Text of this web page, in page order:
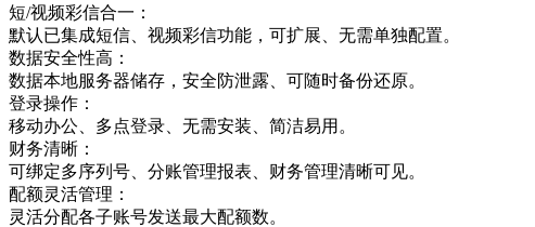
短/视频彩信合一：
默认已集成短信、视频彩信功能，可扩展、无需单独配置。
数据安全性高：
数据本地服务器储存，安全防泄露、可随时备份还原。
登录操作：
移动办公、多点登录、无需安装、简洁易用。
财务清晰：
可绑定多序列号、分账管理报表、财务管理清晰可见。
配额灵活管理：
灵活分配各子账号发送最大配额数。